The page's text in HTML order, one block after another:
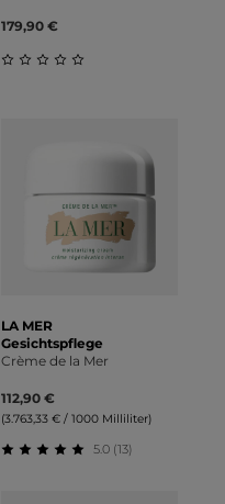
179,90 €
LA MER
Gesichtspflege
Crème de la Mer
112,90 €
(3.763,33 € / 1000 Milliliter)
5.0 (13)